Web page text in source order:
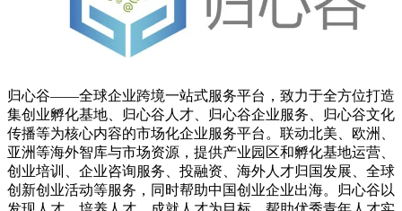
归心谷——全球企业跨境一站式服务平台，致力于全方位打造
集创业孵化基地、归心谷人才、归心谷企业服务、归心谷文化
传播等为核心内容的市场化企业服务平台。联动北美、欧洲、
亚洲等海外智库与市场资源，提供产业园区和孵化基地运营、
创业培训、企业咨询服务、投融资、海外人才归国发展、全球
创新创业活动等服务，同时帮助中国创业企业出海。归心谷以